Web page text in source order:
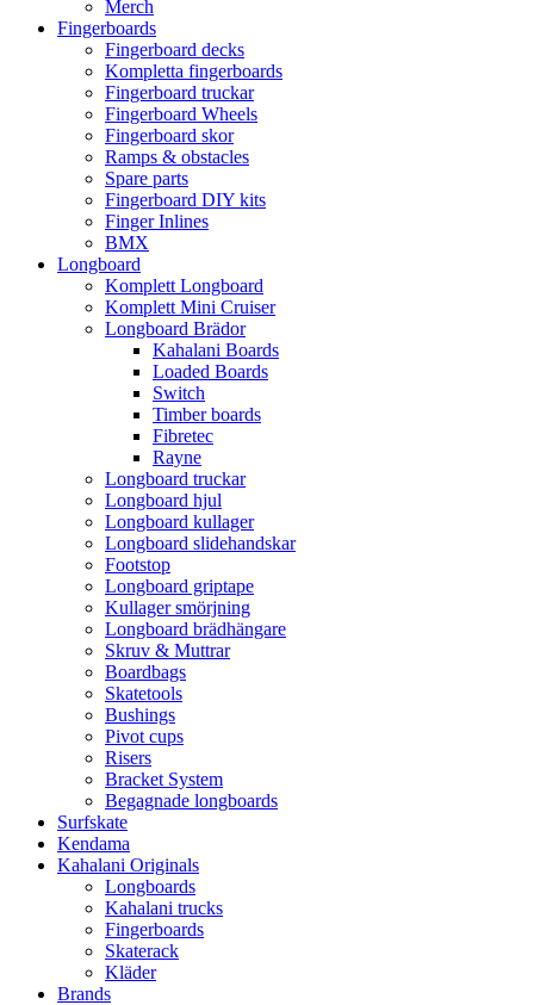
Merch
Fingerboards
Fingerboard decks
Kompletta fingerboards
Fingerboard truckar
Fingerboard Wheels
Fingerboard skor
Ramps & obstacles
Spare parts
Fingerboard DIY kits
Finger Inlines
BMX
Longboard
Komplett Longboard
Komplett Mini Cruiser
Longboard Brädor
Kahalani Boards
Loaded Boards
Switch
Timber boards
Fibretec
Rayne
Longboard truckar
Longboard hjul
Longboard kullager
Longboard slidehandskar
Footstop
Longboard griptape
Kullager smörjning
Longboard brädhängare
Skruv & Muttrar
Boardbags
Skatetools
Bushings
Pivot cups
Risers
Bracket System
Begagnade longboards
Surfskate
Kendama
Kahalani Originals
Longboards
Kahalani trucks
Fingerboards
Skaterack
Kläder
Brands